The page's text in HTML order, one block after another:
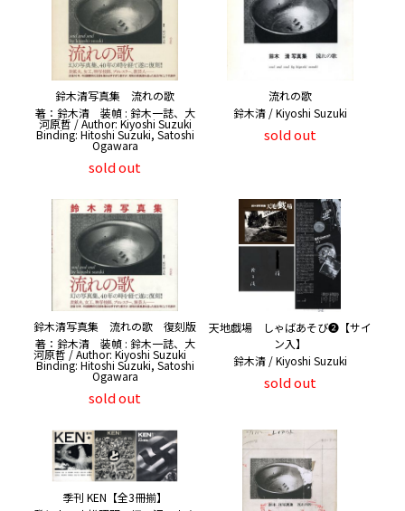
鈴木清写真集 流れの歌
著：鈴木清 装幀 : 鈴木一誌、大
河原哲 / Author: Kiyoshi Suzuki
Binding: Hitoshi Suzuki, Satoshi
Ogawara
sold out
流れの歌
鈴木清 / Kiyoshi Suzuki
sold out
鈴木清写真集 流れの歌 復刻版
著：鈴木清 装幀 : 鈴木一誌、大
河原哲 / Author: Kiyoshi Suzuki
Binding: Hitoshi Suzuki, Satoshi
Ogawara
sold out
天地戯場 しゃばあそび❷【サイ
ン入】
鈴木清 / Kiyoshi Suzuki
sold out
季刊 KEN【全3冊揃】